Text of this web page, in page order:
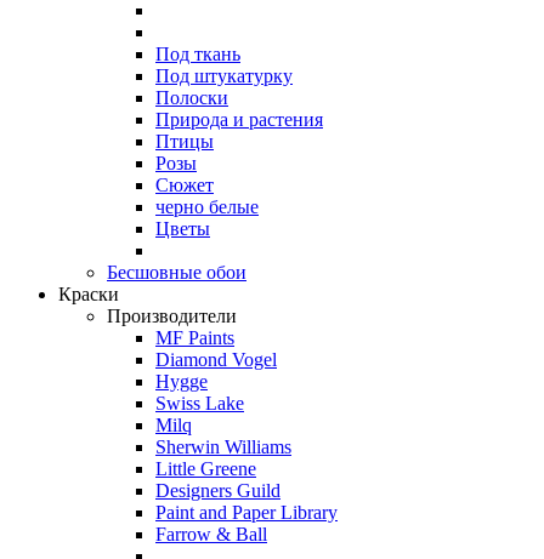
Под ткань
Под штукатурку
Полоски
Природа и растения
Птицы
Розы
Сюжет
черно белые
Цветы
Бесшовные обои
Краски
Производители
MF Paints
Diamond Vogel
Hygge
Swiss Lake
Milq
Sherwin Williams
Little Greene
Designers Guild
Paint and Paper Library
Farrow & Ball